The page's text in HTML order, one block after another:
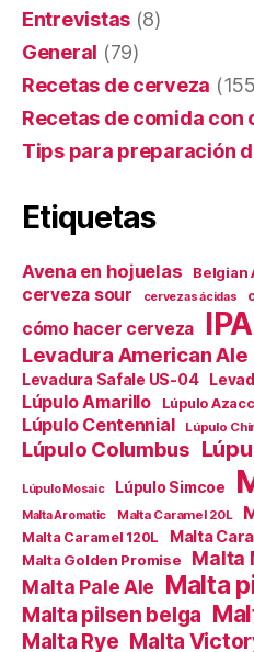
Entrevistas (8)
General (79)
Recetas de cerveza
Recetas de comida con
Tips para preparación
Etiquetas
Avena en hojuelas Belgian
cerveza sour cervezas ácidas
cómo hacer cerveza IPA
Levadura American
Levadura Safale US-04
Lúpulo Amarillo Lúpulo
Lúpulo Centennial Lúpulo
Lúpulo Columbus
Lúpulo Mosaic Lúpulo Simcoe
Malta Aromatic Malta Caramel 20L
Malta Caramel 120L Malta
Malta Golden Promise Malta
Malta Pale Ale Malta
Malta pilsen belga
Malta Rye Malta